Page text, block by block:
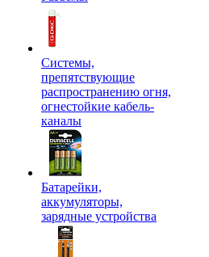
Системы,
препятствующие
распространению огня,
огнестойкие кабель-
каналы
Батарейки,
аккумуляторы,
зарядные устройства